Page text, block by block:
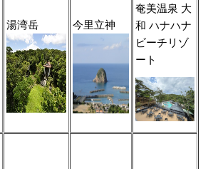
湯湾岳 今里立神
奄美温泉 大
和 ハナハナ
ビーチリゾ
ート